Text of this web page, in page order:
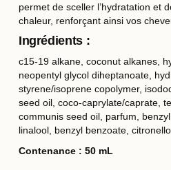
permet de sceller l’hydratation et
chaleur, renforçant ainsi vos
Ingrédients :
c15-19 alkane, coconut alkanes,
neopentyl glycol diheptanoate,
styrene/isoprene copolymer,
seed oil, coco-caprylate/caprate,
communis seed oil, parfum,
linalool, benzyl benzoate,
Contenance : 50 mL